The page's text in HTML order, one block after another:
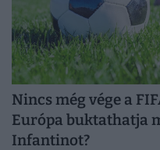
Nincs még vége a
Európa buktathatja
Infantinot?